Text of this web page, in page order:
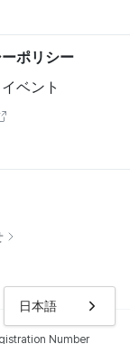
日本語
ポリシー
ベント
Number